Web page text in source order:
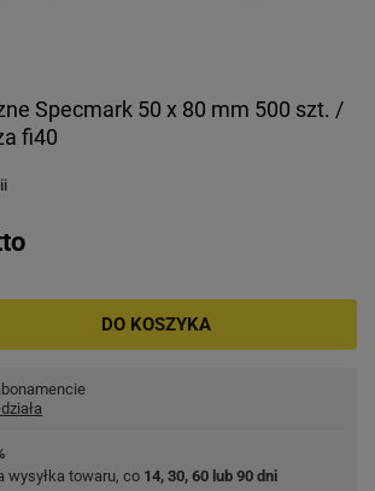
Specmark 50 x 80 mm 500 szt. /
fi40
DO KOSZYKA
wysyłka towaru, co 14, 30, 60 lub 90 dni